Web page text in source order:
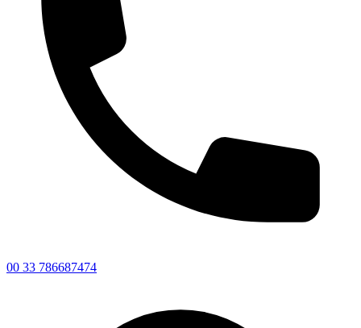
00 33 786687474